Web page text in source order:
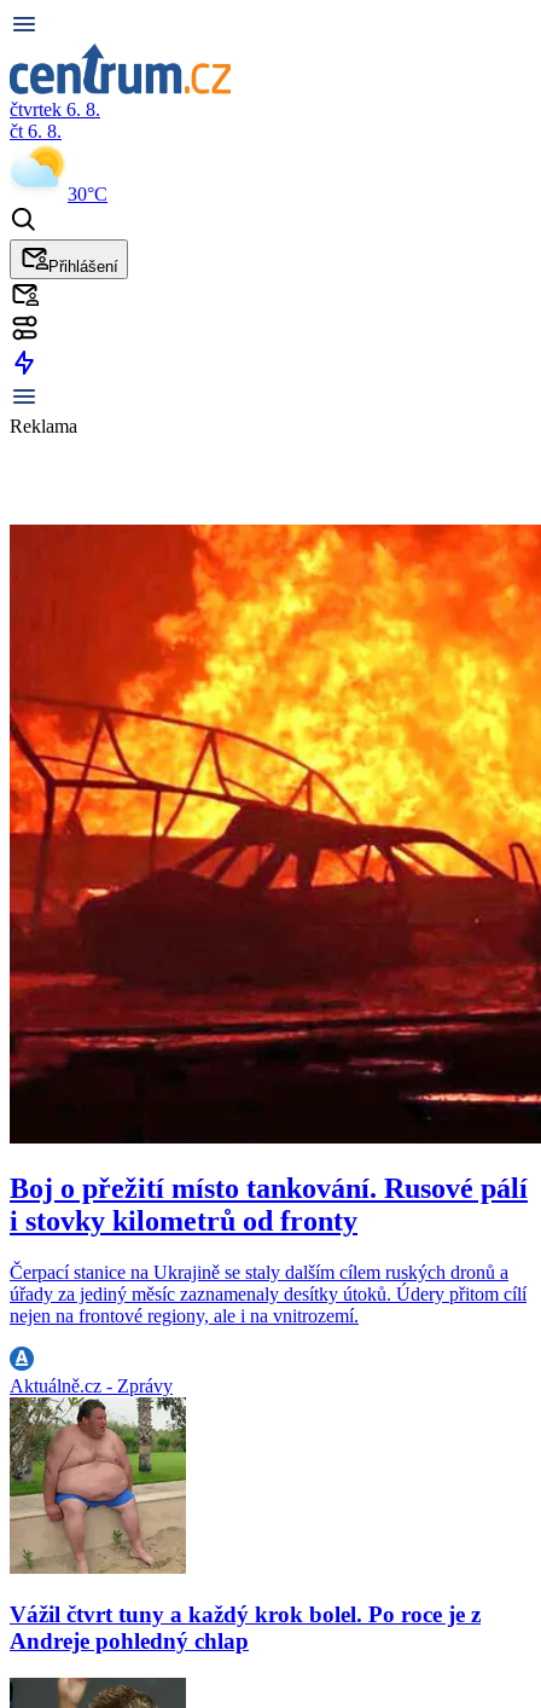
čtvrtek 6. 8.
čt 6. 8.
30°C
Přihlášení
Reklama
Boj o přežití místo tankování. Rusové pálí
i stovky kilometrů od fronty
Čerpací stanice na Ukrajině se staly dalším cílem ruských dronů a
úřady za jediný měsíc zaznamenaly desítky útoků. Údery přitom cílí
nejen na frontové regiony, ale i na vnitrozemí.
Aktuálně.cz - Zprávy
Vážil čtvrt tuny a každý krok bolel. Po roce je z
Andreje pohledný chlap